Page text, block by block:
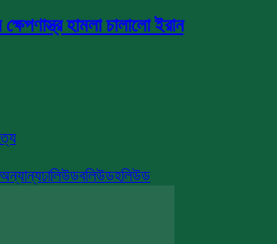
হামলা চালালো ইরান
অন্যান্যঢালিউডবলিউডহলিউড